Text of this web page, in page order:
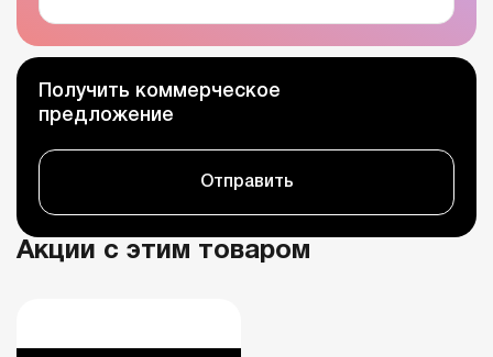
Получить коммерческое
предложение
Отправить
Акции с этим товаром